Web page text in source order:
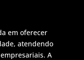
em oferecer
atendendo
A